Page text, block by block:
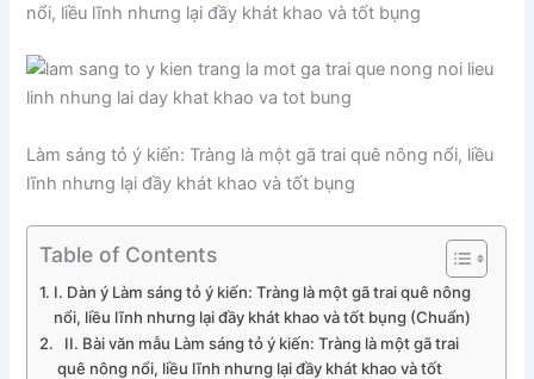
nổi, liều lĩnh nhưng lại đầy khát khao và tốt bụng
Làm sáng tỏ ý kiến: Tràng là một gã trai quê nông nổi, liều
lĩnh nhưng lại đầy khát khao và tốt bụng
Table of Contents
I. Dàn ý Làm sáng tỏ ý kiến: Tràng là một gã trai quê nông
nổi, liều lĩnh nhưng lại đầy khát khao và tốt bụng (Chuẩn)
II. Bài văn mẫu Làm sáng tỏ ý kiến: Tràng là một gã trai
quê nông nổi, liều lĩnh nhưng lại đầy khát khao và tốt